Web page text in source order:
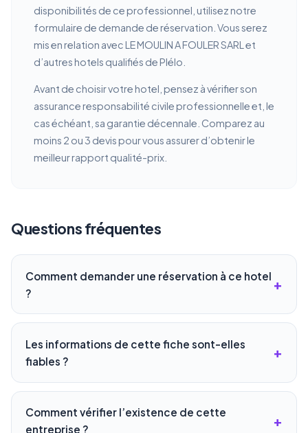
disponibilités de ce professionnel, utilisez notre
formulaire de demande de réservation. Vous serez
mis en relation avec LE MOULIN A FOULER SARL et
d’autres hotels qualifiés de Plélo.
Avant de choisir votre hotel, pensez à vérifier son
assurance responsabilité civile professionnelle et, le
cas échéant, sa garantie décennale. Comparez au
moins 2 ou 3 devis pour vous assurer d’obtenir le
meilleur rapport qualité-prix.
Questions fréquentes
Comment demander une réservation à ce hotel
?
Les informations de cette fiche sont-elles
fiables ?
Comment vérifier l’existence de cette
entreprise ?